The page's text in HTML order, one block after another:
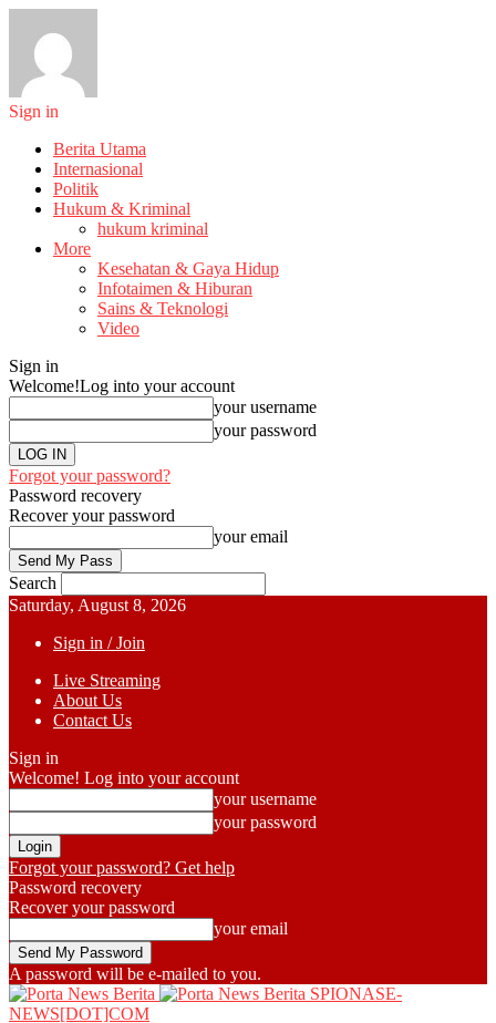
Sign in
Berita Utama
Internasional
Politik
Hukum & Kriminal
hukum kriminal
More
Kesehatan & Gaya Hidup
Infotaimen & Hiburan
Sains & Teknologi
Video
Sign in
Welcome!Log into your account
your username
your password
Forgot your password?
Password recovery
Recover your password
your email
Search
Saturday, August 8, 2026
Sign in / Join
Live Streaming
About Us
Contact Us
Sign in
Welcome! Log into your account
your username
your password
Forgot your password? Get help
Password recovery
Recover your password
your email
A password will be e-mailed to you.
SPIONASE-
NEWS[DOT]COM